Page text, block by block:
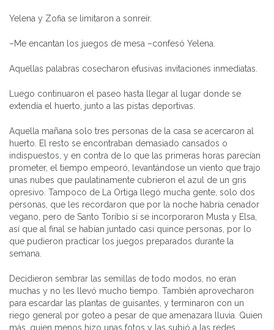
Yelena y Zofia se limitaron a sonreír.
–Me encantan los juegos de mesa –confesó Yelena.
Aquellas palabras cosecharon efusivas invitaciones inmediatas.
Luego continuaron el paseo hasta llegar al lugar donde se
extendía el huerto, junto a las pistas deportivas.
Aquella mañana solo tres personas de la casa se acercaron al
huerto. El resto se encontraban demasiado cansados o
indispuestos, y en contra de lo que las primeras horas parecían
prometer, el tiempo empeoró, levantándose un viento que trajo
unas nubes que paulatinamente cubrieron el azul de un gris
opresivo. Tampoco de La Ortiga llegó mucha gente, solo dos
personas, que les recordaron que por la noche habría cenador
vegano, pero de Santo Toribio sí se incorporaron Musta y Elsa,
así que al final se habían juntado casi quince personas, por lo
que pudieron practicar los juegos preparados durante la
semana.
Decidieron sembrar las semillas de todo modos, no eran
muchas y no les llevó mucho tiempo. También aprovecharon
para escardar las plantas de guisantes, y terminaron con un
riego general por goteo a pesar de que amenazara lluvia. Quien
más, quien menos hizo unas fotos y las subió a las redes